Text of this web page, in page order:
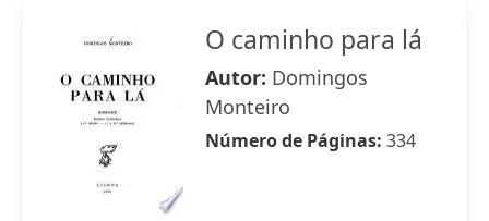
O caminho para lá
Autor: Domingos
Monteiro
Número de Páginas: 334